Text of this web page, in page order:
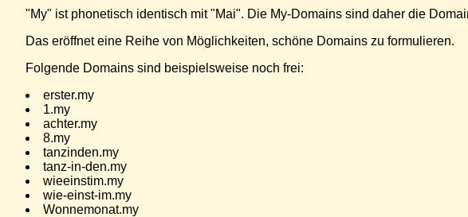
"My" ist phonetisch identisch mit "Mai". Die My-Domains sind daher die
Das eröffnet eine Reihe von Möglichkeiten, schöne Domains zu formulieren.
Folgende Domains sind beispielsweise noch frei:
erster.my
1.my
achter.my
8.my
tanzinden.my
tanz-in-den.my
wieeinstim.my
wie-einst-im.my
Wonnemonat.my